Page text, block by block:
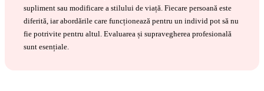
supliment sau modificare a stilului de viață. Fiecare persoană este
diferită, iar abordările care funcționează pentru un individ pot să nu
fie potrivite pentru altul. Evaluarea și supravegherea profesională
sunt esențiale.